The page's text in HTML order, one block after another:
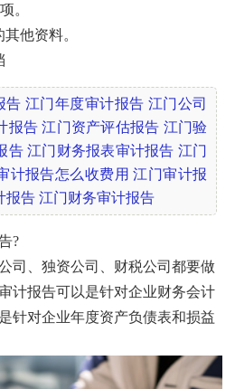
。
他资料。
告 江门年度审计报告 江门公司
报告 江门资产评估报告 江门验
告 江门财务报表审计报告 江门
计报告怎么收费用 江门审计报
报告 江门财务审计报告
?
、独资公司、财税公司都要做
计报告可以是针对企业财务会计
针对企业年度资产负债表和损益